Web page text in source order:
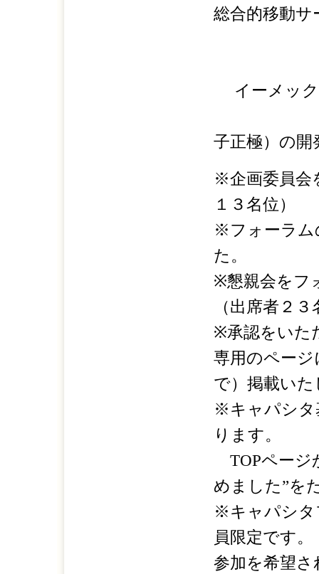
総合的移動
イーメッ
子正極）の開
※企画委員会
１３名位）
※フォーラム
た。
※懇親会をフ
（出席者２
※承認をいた
専用のペー
で）掲載い
※キャパシタ
ります。
TOPページ
めました”を
※キャパシタ
員限定です。
参加を希望